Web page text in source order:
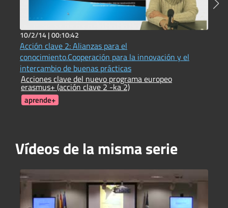
10/2/14 |00:10:42
Acción clave 2: Alianzas para el
conocimiento.Cooperación para la innovación y el
intercambio de buenas prácticas
Acciones clave del nuevo programa europeo
erasmus+ (acción clave 2 -ka 2)
aprende+
Vídeos de la misma serie